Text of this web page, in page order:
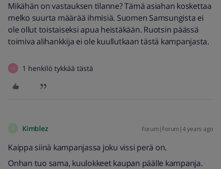
Mikähän on vastauksen tilanne? Tämä asiahan koskettaa
melko suurta määrää ihmisiä. Suomen Samsungista ei
ole ollut toistaiseksi apua heistäkään. Ruotsin päässä
toimiva alihankkija ei ole kuullutkaan tästä kampanjasta.
O 1 henkilö tykkää tästä
Kimblez Forum|Forum|4 years ago
Kaippa siinä kampanjassa joku vissi perä on.
Onhan tuo sama, kuulokkeet kaupan päälle kampanja.